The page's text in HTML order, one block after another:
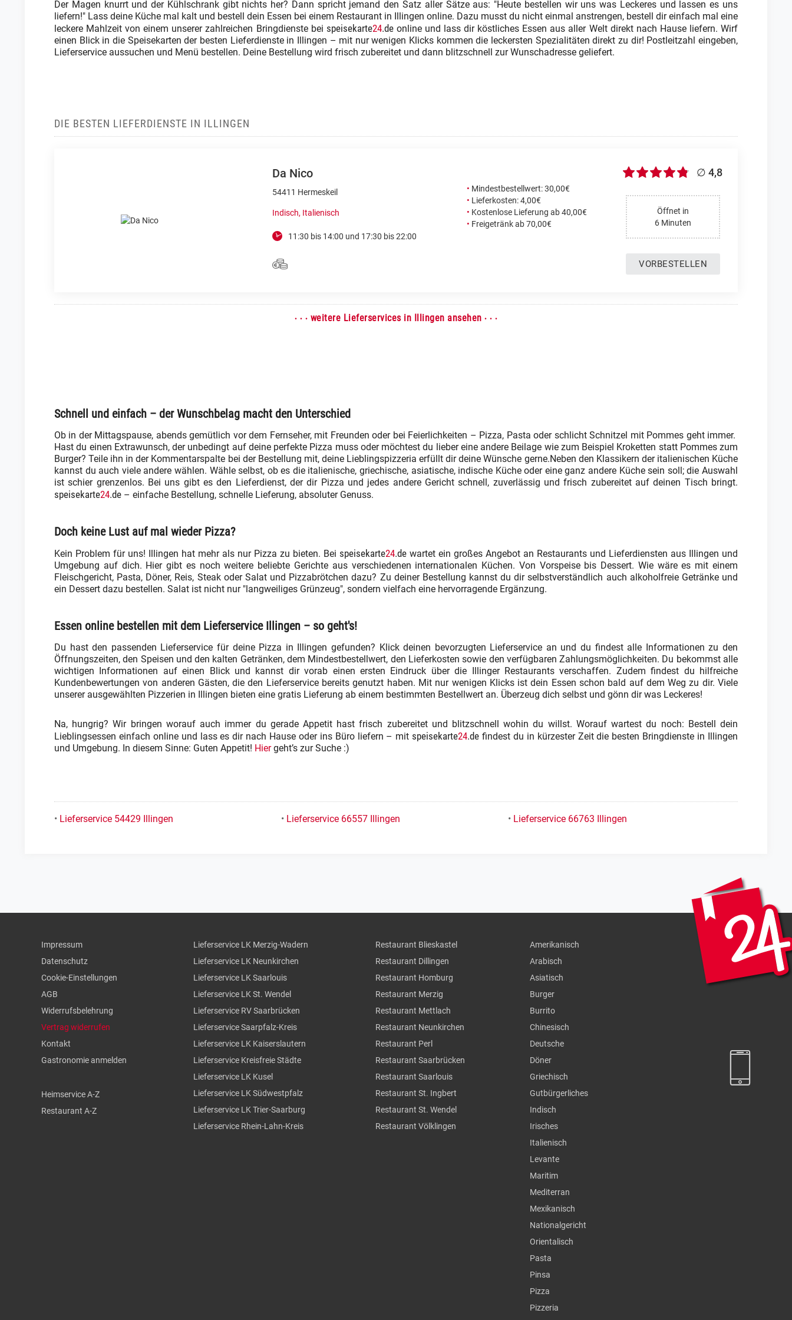
Der Magen knurrt und der Kühlschrank gibt nichts her? Dann spricht jemand den Satz aller Sätze aus: "Heute bestellen wir uns was Leckeres und lassen es uns
liefern!" Lass deine Küche mal kalt und bestell dein Essen bei einem Restaurant in Illingen online. Dazu musst du nicht einmal anstrengen, bestell dir einfach mal eine
leckere Mahlzeit von einem unserer zahlreichen Bringdienste bei speisekarte24.deonline und lass dir köstliches Essen aus aller Welt direkt nach Hause liefern. Wirf
einen Blick in die Speisekarten der besten Lieferdienste in Illingen – mit nur wenigen Klicks kommen die leckersten Spezialitäten direkt zu dir! Postleitzahl eingeben,
Lieferservice aussuchen und Menü bestellen. Deine Bestellung wird frisch zubereitet und dann blitzschnell zur Wunschadresse geliefert.
DIE BESTEN LIEFERDIENSTE IN ILLINGEN
Da Nico
54411 Hermeskeil
Indisch, Italienisch
11:30 bis 14:00 und 17:30 bis 22:00
• Mindestbestellwert: 30,00€
• Lieferkosten: 4,00€
• Kostenlose Lieferung ab 40,00€
• Freigetränk ab 70,00€
∅ 4,8
Öffnet in
6 Minuten
VORBESTELLEN
· · · weitere Lieferservices in Illingen ansehen · · ·
Schnell und einfach – der Wunschbelag macht den Unterschied
Ob in der Mittagspause, abends gemütlich vor dem Fernseher, mit Freunden oder bei Feierlichkeiten – Pizza, Pasta oder schlicht Schnitzel mit Pommes geht immer.
Hast du einen Extrawunsch, der unbedingt auf deine perfekte Pizza muss oder möchtest du lieber eine andere Beilage wie zum Beispiel Kroketten statt Pommes zum
Burger? Teile ihn in der Kommentarspalte bei der Bestellung mit, deine Lieblingspizzeria erfüllt dir deine Wünsche gerne.Neben den Klassikern der italienischen Küche
kannst du auch viele andere wählen. Wähle selbst, ob es die italienische, griechische, asiatische, indische Küche oder eine ganz andere Küche sein soll; die Auswahl
ist schier grenzenlos. Bei uns gibt es den Lieferdienst, der dir Pizza und jedes andere Gericht schnell, zuverlässig und frisch zubereitet auf deinen Tisch bringt.
speisekarte24.de – einfache Bestellung, schnelle Lieferung, absoluter Genuss.
Doch keine Lust auf mal wieder Pizza?
Kein Problem für uns! Illingen hat mehr als nur Pizza zu bieten. Bei speisekarte24.de wartet ein großes Angebot an Restaurants und Lieferdiensten aus Illingen und
Umgebung auf dich. Hier gibt es noch weitere beliebte Gerichte aus verschiedenen internationalen Küchen. Von Vorspeise bis Dessert. Wie wäre es mit einem
Fleischgericht, Pasta, Döner, Reis, Steak oder Salat und Pizzabrötchen dazu? Zu deiner Bestellung kannst du dir selbstverständlich auch alkoholfreie Getränke und
ein Dessert dazu bestellen. Salat ist nicht nur "langweiliges Grünzeug", sondern vielfach eine hervorragende Ergänzung.
Essen online bestellen mit dem Lieferservice Illingen – so geht's!
Du hast den passenden Lieferservice für deine Pizza in Illingen gefunden? Klick deinen bevorzugten Lieferservice an und du findest alle Informationen zu den
Öffnungszeiten, den Speisen und den kalten Getränken, dem Mindestbestellwert, den Lieferkosten sowie den verfügbaren Zahlungsmöglichkeiten. Du bekommst alle
wichtigen Informationen auf einen Blick und kannst dir vorab einen ersten Eindruck über die Illinger Restaurants verschaffen. Zudem findest du hilfreiche
Kundenbewertungen von anderen Gästen, die den Lieferservice bereits genutzt haben. Mit nur wenigen Klicks ist dein Essen schon bald auf dem Weg zu dir. Viele
unserer ausgewählten Pizzerien in Illingen bieten eine gratis Lieferung ab einem bestimmten Bestellwert an. Überzeug dich selbst und gönn dir was Leckeres!
Na, hungrig? Wir bringen worauf auch immer du gerade Appetit hast frisch zubereitet und blitzschnell wohin du willst. Worauf wartest du noch: Bestell dein
Lieblingsessen einfach online und lass es dir nach Hause oder ins Büro liefern – mit speisekarte24.de findest du in kürzester Zeit die besten Bringdienste in Illingen
und Umgebung. In diesem Sinne: Guten Appetit! Hiergeht’s zur Suche :)
• Lieferservice 54429 Illingen • Lieferservice 66557 Illingen • Lieferservice 66763 Illingen
Impressum
Datenschutz
Cookie-Einstellungen
AGB
Widerrufsbelehrung
Vertrag widerrufen
Kontakt
Gastronomie anmelden
Heimservice A-Z
Restaurant A-Z
Lieferservice LK Merzig-Wadern
Lieferservice LK Neunkirchen
Lieferservice LK Saarlouis
Lieferservice LK St. Wendel
Lieferservice RV Saarbrücken
Lieferservice Saarpfalz-Kreis
Lieferservice LK Kaiserslautern
Lieferservice Kreisfreie Städte
Lieferservice LK Kusel
Lieferservice LK Südwestpfalz
Lieferservice LK Trier-Saarburg
Lieferservice Rhein-Lahn-Kreis
Restaurant Blieskastel
Restaurant Dillingen
Restaurant Homburg
Restaurant Merzig
Restaurant Mettlach
Restaurant Neunkirchen
Restaurant Perl
Restaurant Saarbrücken
Restaurant Saarlouis
Restaurant St. Ingbert
Restaurant St. Wendel
Restaurant Völklingen
Amerikanisch
Arabisch
Asiatisch
Burger
Burrito
Chinesisch
Deutsche
Döner
Griechisch
Gutbürgerliches
Indisch
Irisches
Italienisch
Levante
Maritim
Mediterran
Mexikanisch
Nationalgericht
Orientalisch
Pasta
Pinsa
Pizza
Pizzeria